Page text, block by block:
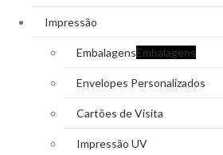
Impressão
EmbalagensEmbalagens
Envelopes Personalizados
Cartões de Visita
Impressão UV